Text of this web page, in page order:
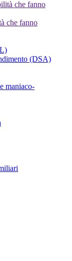
che fanno
(DSA)
maniaco-